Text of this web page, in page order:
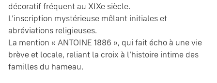
décoratif fréquent au XIXe siècle.
L’inscription mystérieuse mêlant initiales et
abréviations religieuses.
La mention « ANTOINE 1886 », qui fait écho à une vie
brève et locale, reliant la croix à l’histoire intime des
familles du hameau.